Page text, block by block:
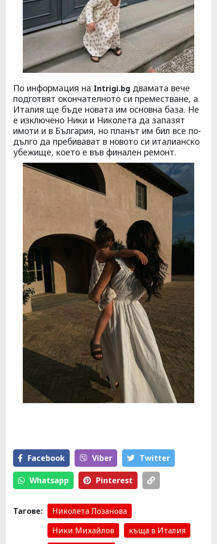
По информация на Intrigi.bg двамата вече
подготвят окончателното си преместване, а
Италия ще бъде новата им основна база. Не
е изключено Ники и Николета да запазят
имоти и в България, но планът им бил все по-
дълго да пребивават в новото си италианско
убежище, което е във финален ремонт.
Facebook Viber Тwitter
Whatsapp Pinterest
Тагове:
Николета Лозанова
Ники Михайлов
къща в Италия